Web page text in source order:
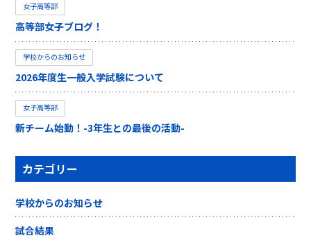
女子高等部
高等部女子ブログ！
学校からのお知らせ
2026年度生一般入学試験について
女子高等部
新チーム始動！-3年生との最後の活動-
カテゴリー
学校からのお知らせ
試合結果